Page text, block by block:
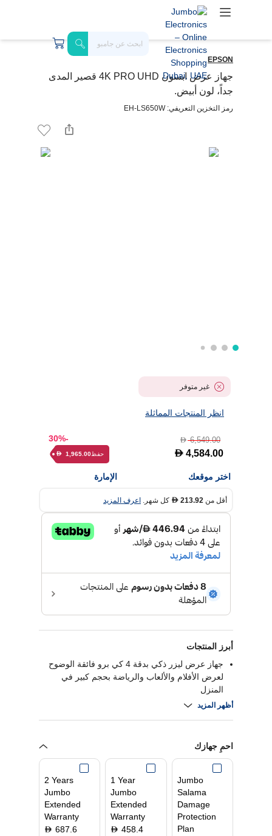
EPSON
جهاز عرض ابسون 4K PRO UHD قصير المدى
جداً، لون أبيض.
رمز التخزين التعريفي: EH-LS650W
غير متوفر
انظر المنتجات المماثلة
D6,549.00
D 4,584.00
-30%
حفظ D 1,965.00
اختر موقعك الإمارة
أقل من D 213.92 كل شهر. اعرف المزيد
أبرز المنتجات
جهاز عرض ليزر ذكي بدقة 4 كي برو فائقة الوضوح
لعرض الأفلام والألعاب والرياضة بحجم كبير في
المنزل
والملونة
ترفيه ذكي من سلسلة إبيك فيجن ألترا مع أندرويد تي
في وصوت من ياماها
حل طويل الأمد يوفر الترفيه لمدة تصل إلى 10
سنوات
أظهر المزيد
احمِ جهازك
Jumbo
Salama
Damage
Protection
Plan
1 Year
Jumbo
Extended
Warranty
D 458.4
2 Years
Jumbo
Extended
Warranty
D 687.6